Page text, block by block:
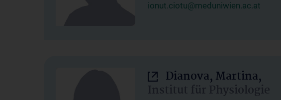
ionut.ciotu@meduniwien.ac.at
Dianova, Martina,
Institut für Physiologie